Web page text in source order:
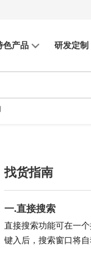
色产品 研发定制
找货指南
一.直接搜索
直接搜索功能可在一
键入后，搜索窗口将